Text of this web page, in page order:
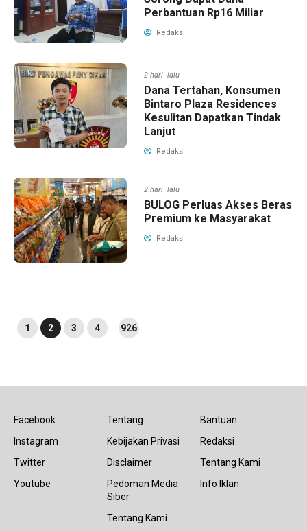
Perbantuan Rp16 Miliar
Redaksi
2 hari lalu
Dana Tertahan, Konsumen
Bintaro Plaza Residences
Kesulitan Dapatkan Tindak
Lanjut
Redaksi
2 hari lalu
BULOG Perluas Akses Beras
Premium ke Masyarakat
Redaksi
1 2 3 4 926
Facebook
Instagram
Twitter
Youtube
Tentang
Kebijakan Privasi
Disclaimer
Pedoman Media
Siber
Tentang Kami
Bantuan
Redaksi
Tentang Kami
Info Iklan